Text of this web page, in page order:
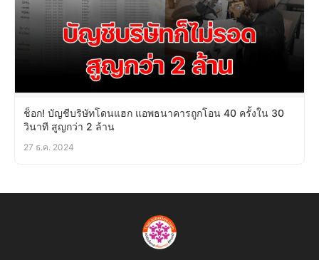
ช็อก! บัญชีบริษัทโดนแฮก แอพธนาคารถูกโอน 40 ครั้งใน 30
วินาที สูญกว่า 2 ล้าน
27 ธ.ค. 2024